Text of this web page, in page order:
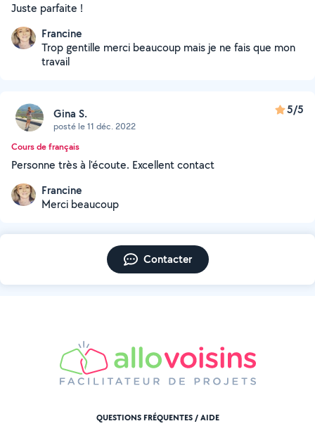
Juste parfaite !
Francine
Trop gentille merci beaucoup mais je ne fais que mon
travail
Gina S.
posté le 11 déc. 2022
5/5
Cours de français
Personne très à l'écoute. Excellent contact
Francine
Merci beaucoup
Contacter
QUESTIONS FRÉQUENTES / AIDE